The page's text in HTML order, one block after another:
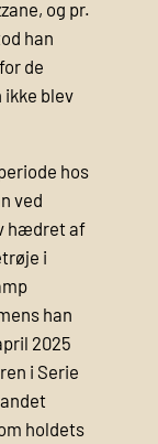
og pr.
han
de
blev
hos
ved
hædret af
i
han
2025
i Serie
holdets